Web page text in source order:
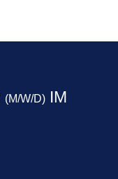
(M/W/D)IM